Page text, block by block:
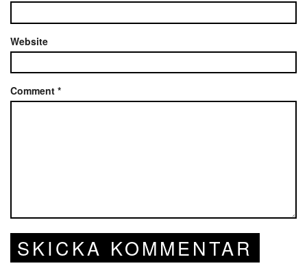
Website
Comment *
SKICKA KOMMENTAR